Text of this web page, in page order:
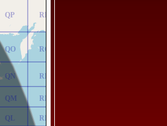
QL
QM
QN
QO
QP
RL
RM
RN
RO
RP